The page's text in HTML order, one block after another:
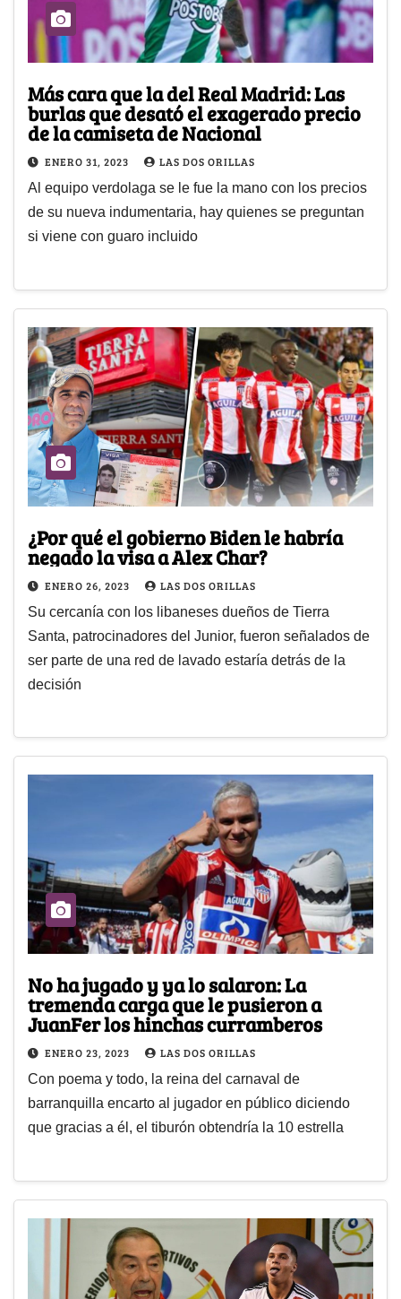
Más cara que la del Real Madrid: Las
burlas que desató el exagerado precio
de la camiseta de Nacional
ENERO 31, 2023 LAS DOS ORILLAS
Al equipo verdolaga se le fue la mano con los precios
de su nueva indumentaria, hay quienes se preguntan
si viene con guaro incluido
¿Por qué el gobierno Biden le habría
negado la visa a Alex Char?
ENERO 26, 2023 LAS DOS ORILLAS
Su cercanía con los libaneses dueños de Tierra
Santa, patrocinadores del Junior, fueron señalados de
ser parte de una red de lavado estaría detrás de la
decisión
No ha jugado y ya lo salaron: La
tremenda carga que le pusieron a
JuanFer los hinchas curramberos
ENERO 23, 2023 LAS DOS ORILLAS
Con poema y todo, la reina del carnaval de
barranquilla encarto al jugador en público diciendo
que gracias a él, el tiburón obtendría la 10 estrella